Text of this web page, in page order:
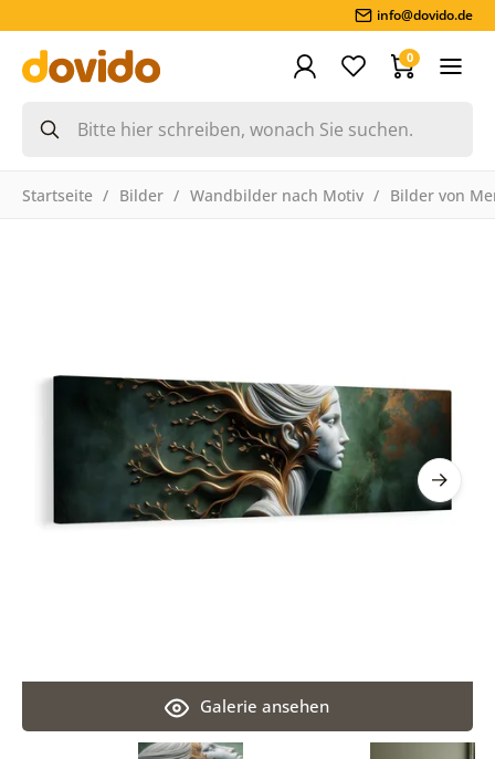
info@dovido.de
0
Startseite Bilder Wandbilder nach Motiv Bilder von
Galerie ansehen